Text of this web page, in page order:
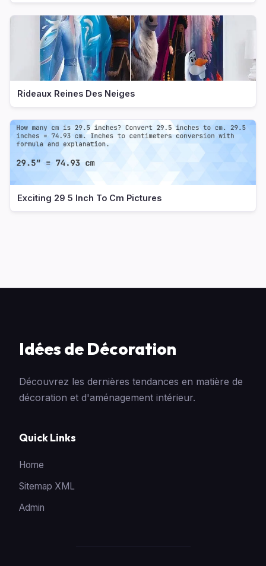
Rideaux Reines Des Neiges
Exciting 29 5 Inch To Cm Pictures
Idées de Décoration
Découvrez les dernières tendances en matière de
décoration et d'aménagement intérieur.
Quick Links
Home
Sitemap XML
Admin